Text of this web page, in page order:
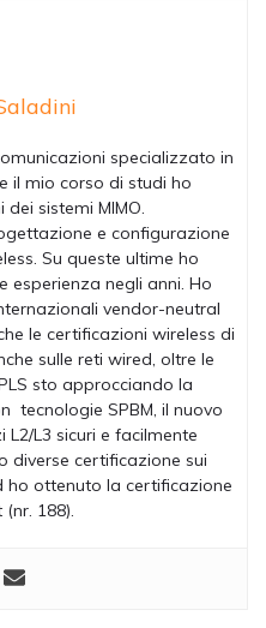
specializzato in
il mio corso di studi ho
sistemi MIMO.
e configurazione
Su queste ultime ho
esperienza negli anni. Ho
vendor-neutral
le certificazioni wireless di
sulle reti wired, oltre le
sto approcciando la
tecnologie SPBM, il nuovo
L3 sicuri e facilmente
diverse certificazione sui
ho ottenuto la certificazione
(nr. 188).